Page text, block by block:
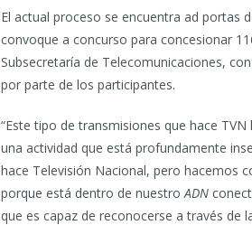
El actual proceso se encuentra ad portas
convoque a concurso para concesionar
Subsecretaría de Telecomunicaciones,
por parte de los participantes.
“Este tipo de transmisiones que hace
una actividad que está profundamente
hace Televisión Nacional, pero hacemos
porque está dentro de nuestroADN
que es capaz de reconocerse a través de